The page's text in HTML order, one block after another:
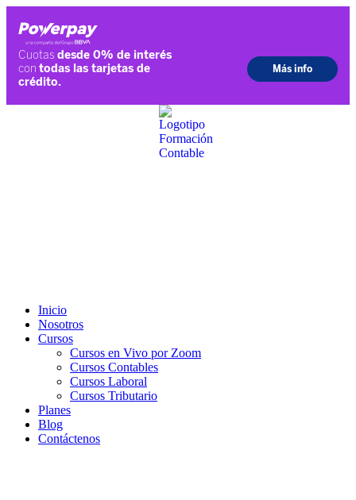
Inicio
Nosotros
Cursos
Cursos en Vivo por Zoom
Cursos Contables
Cursos Laboral
Cursos Tributario
Planes
Blog
Contáctenos